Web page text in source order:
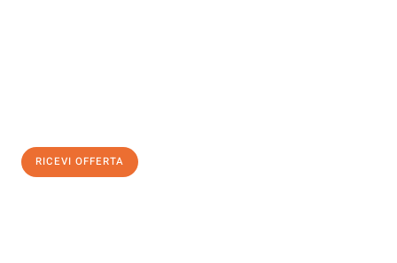
RICEVI OFFERTA